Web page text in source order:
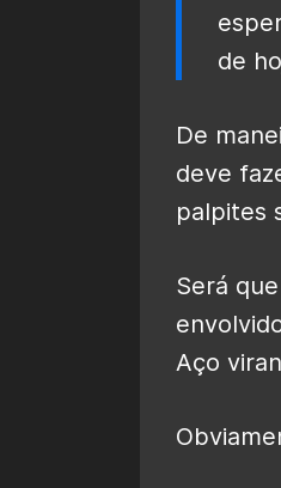
de
De
deve
palpites
Será
Aço